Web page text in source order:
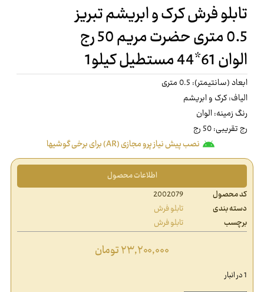
تابلو فرش کرک و ابریشم تبریز
0.5 متری حضرت مریم 50 رج
الوان 61*44 مستطیل کیلو1
ابعاد (سانتیمتر): 0.5 متری
الیاف: کرک و ابریشم
رنگ زمینه: الوان
رج تقریبی: 50 رج
نصب پیش نیاز پرو مجازی (AR) برای برخی گوشیها
اطلاعات محصول
کد محصول
2002079
دسته بندی
تابلو فرش
برچسب
تابلو فرش
۲۳,۲۰۰,۰۰۰تومان
1 در انبار